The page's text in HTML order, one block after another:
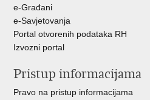
e-Građani
e-Savjetovanja
Portal otvorenih podataka RH
Izvozni portal
Pristup informacijama
Pravo na pristup informacijama